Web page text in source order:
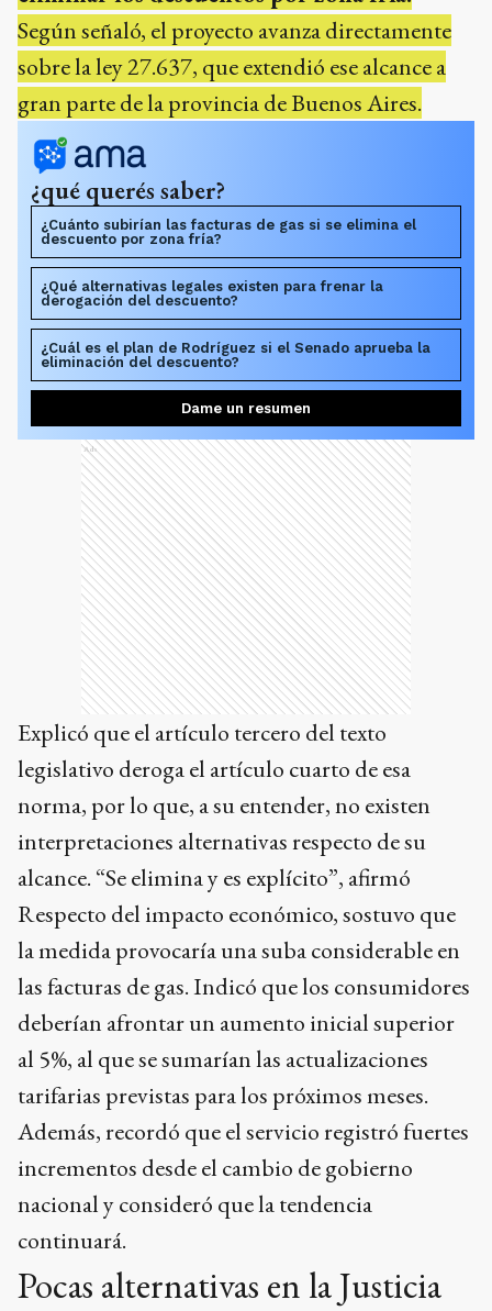
Según señaló, el proyecto avanza directamente
sobre la ley 27.637, que extendió ese alcance a
gran parte de la provincia de Buenos Aires.
¿qué querés saber?
¿Cuánto subirían las facturas de gas si se elimina el
descuento por zona fría?
¿Qué alternativas legales existen para frenar la
derogación del descuento?
¿Cuál es el plan de Rodríguez si el Senado aprueba la
eliminación del descuento?
Dame un resumen
Ads
Explicó que el artículo tercero del texto
legislativo deroga el artículo cuarto de esa
norma, por lo que, a su entender, no existen
interpretaciones alternativas respecto de su
alcance. “Se elimina y es explícito”, afirmó
Respecto del impacto económico, sostuvo que
la medida provocaría una suba considerable en
las facturas de gas. Indicó que los consumidores
deberían afrontar un aumento inicial superior
al 5%, al que se sumarían las actualizaciones
tarifarias previstas para los próximos meses.
Además, recordó que el servicio registró fuertes
incrementos desde el cambio de gobierno
nacional y consideró que la tendencia
continuará.
Pocas alternativas en la Justicia